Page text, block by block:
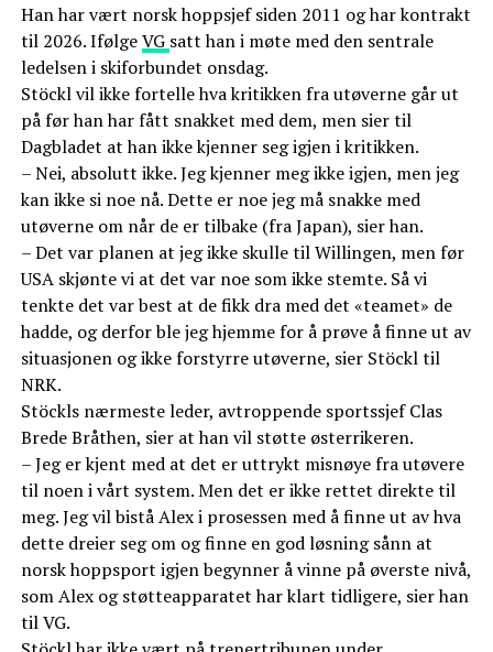
Han har vært norsk hoppsjef siden 2011 og har kontrakt
til 2026. IfølgeVG satt han i møte med den sentrale
ledelsen i skiforbundet onsdag.
Stöckl vil ikke fortelle hva kritikken fra utøverne går ut
på før han har fått snakket med dem, men sier til
Dagbladet at han ikke kjenner seg igjen i kritikken.
– Nei, absolutt ikke. Jeg kjenner meg ikke igjen, men jeg
kan ikke si noe nå. Dette er noe jeg må snakke med
utøverne om når de er tilbake (fra Japan), sier han.
– Det var planen at jeg ikke skulle til Willingen, men før
USA skjønte vi at det var noe som ikke stemte. Så vi
tenkte det var best at de fikk dra med det «teamet» de
hadde, og derfor ble jeg hjemme for å prøve å finne ut av
situasjonen og ikke forstyrre utøverne, sier Stöckl til
NRK.
Stöckls nærmeste leder, avtroppende sportssjef Clas
Brede Bråthen, sier at han vil støtte østerrikeren.
– Jeg er kjent med at det er uttrykt misnøye fra utøvere
til noen i vårt system. Men det er ikke rettet direkte til
meg. Jeg vil bistå Alex i prosessen med å finne ut av hva
dette dreier seg om og finne en god løsning sånn at
norsk hoppsport igjen begynner å vinne på øverste nivå,
som Alex og støtteapparatet har klart tidligere, sier han
til VG.